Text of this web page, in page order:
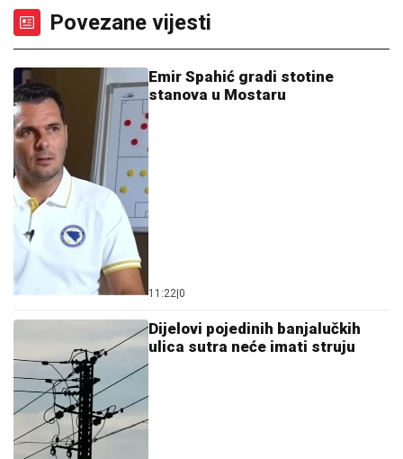
Povezane vijesti
Emir Spahić gradi stotine
stanova u Mostaru
11:22 0
Dijelovi pojedinih banjalučkih
ulica sutra neće imati struju